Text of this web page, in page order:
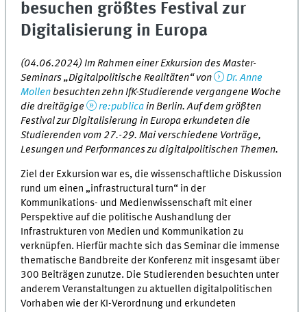
besuchen größtes Festival zur
Digitalisierung in Europa
(04.06.2024) Im Rahmen einer Exkursion des Master-
Seminars „Digitalpolitische Realitäten“ von
Dr. Anne
Mollen besuchten zehn IfK-Studierende vergangene Woche
die dreitägige
re:publicain Berlin. Auf dem größten
Festival zur Digitalisierung in Europa erkundeten die
Studierenden vom 27.-29. Mai verschiedene Vorträge,
Lesungen und Performances zu digitalpolitischen Themen.
Ziel der Exkursion war es, die wissenschaftliche Diskussion
rund um einen „infrastructural turn“ in der
Kommunikations- und Medienwissenschaft mit einer
Perspektive auf die politische Aushandlung der
Infrastrukturen von Medien und Kommunikation zu
verknüpfen. Hierfür machte sich das Seminar die immense
thematische Bandbreite der Konferenz mit insgesamt über
300 Beiträgen zunutze. Die Studierenden besuchten unter
anderem Veranstaltungen zu aktuellen digitalpolitischen
Vorhaben wie der KI-Verordnung und erkundeten